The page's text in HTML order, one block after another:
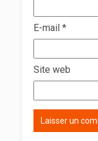
E-mail *
Site web